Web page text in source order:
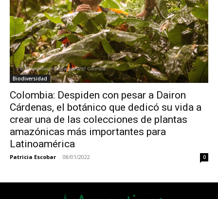
Biodiversidad
Colombia: Despiden con pesar a Dairon
Cárdenas, el botánico que dedicó su vida a
crear una de las colecciones de plantas
amazónicas más importantes para
Latinoamérica
Patricia Escobar - 08/01/2022 0